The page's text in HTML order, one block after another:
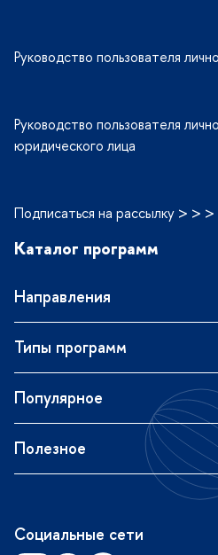
Руководство пользователя
Руководство пользователя
юридического лица
Подписаться на рассылку > > >
Каталог программ
Направления
Типы программ
Популярное
Полезное
Социальные сети